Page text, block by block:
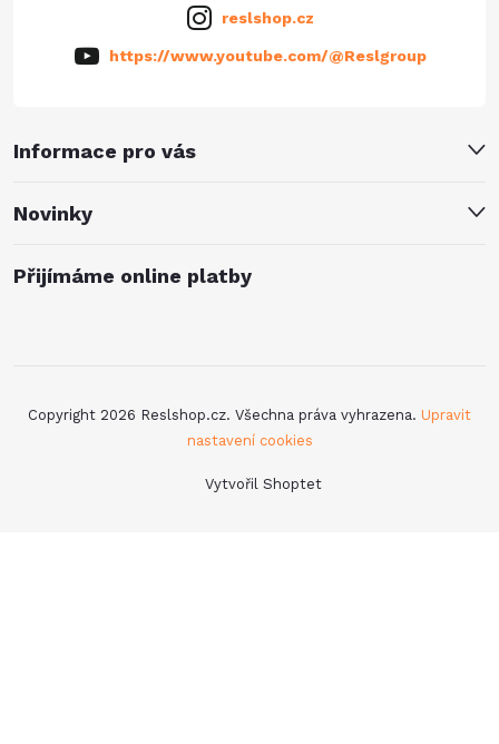
Informace pro vás
Novinky
reslshop.cz
https://www.youtube.com/@Reslgroup
Přijímáme online platby
Vytvořil Shoptet
Copyright 2026 Reslshop.cz. Všechna práva vyhrazena. Upravit
nastavení cookies